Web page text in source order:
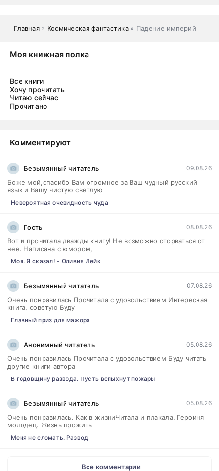
Главная» Космическая фантастика» Падение империй
Моя книжная полка
Все книги
Хочу прочитать
Читаю сейчас
Прочитано
Комментируют
Безымянный читатель 09.08.26
Боже мой,спасибо Вам огромное за Ваш чудный русский
язык и Вашу чистую светлую
Невероятная очевидность чуда
Гость 08.08.26
Вот и прочитала дважды книгу! Не возможно оторваться от
нее. Написана с юмором,
Моя. Я сказал! - Оливия Лейк
Безымянный читатель 07.08.26
Очень понравилась Прочитала с удовольствием Интересная
книга, советую Буду
Главный приз для мажора
Анонимный читатель 05.08.26
Очень понравилась Прочитала с удовольствием Буду читать
другие книги автора
В годовщину развода. Пусть вспыхнут пожары
Безымянный читатель 05.08.26
Очень понравилась. Как в жизниЧитала и плакала. Героиня
молодец. Жизнь прожить
Меня не сломать. Развод
Все комментарии